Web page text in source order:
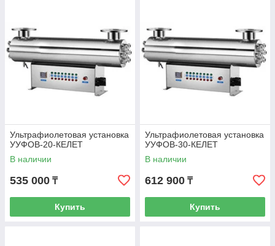
Ультрафиолетовая установка
УУФОВ-20-КЕЛЕТ
В наличии
535 000 ₸
Купить
Ультрафиолетовая установка
УУФОВ-30-КЕЛЕТ
В наличии
612 900 ₸
Купить